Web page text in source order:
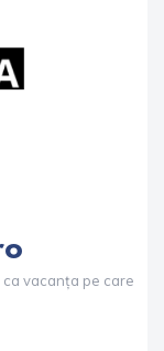
vacanța pe care